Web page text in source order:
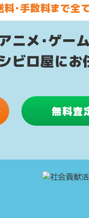
料･手数料まで全
ニメ･ゲー
ビロ屋にお
無料査